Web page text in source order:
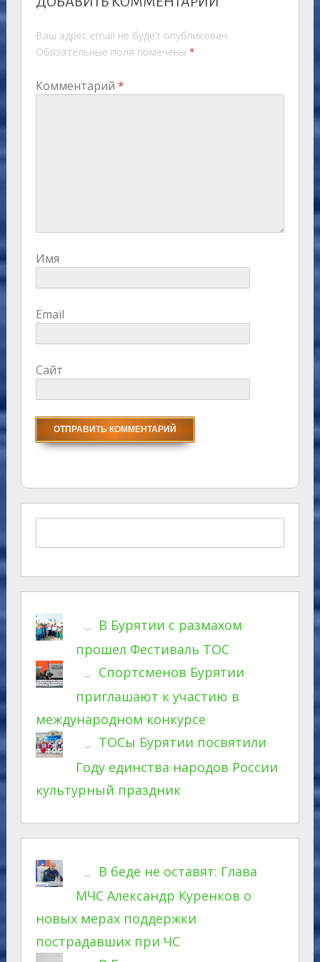
Ваш адрес email не будет опубликован.
Обязательные поля помечены *
Комментарий *
Имя
Email
Сайт
В Бурятии с размахом
прошел Фестиваль ТОС
Спортсменов Бурятии
приглашают к участию в
международном конкурсе
ТОСы Бурятии посвятили
Году единства народов России
культурный праздник
В беде не оставят: Глава
МЧС Александр Куренков о
новых мерах поддержки
пострадавших при ЧС